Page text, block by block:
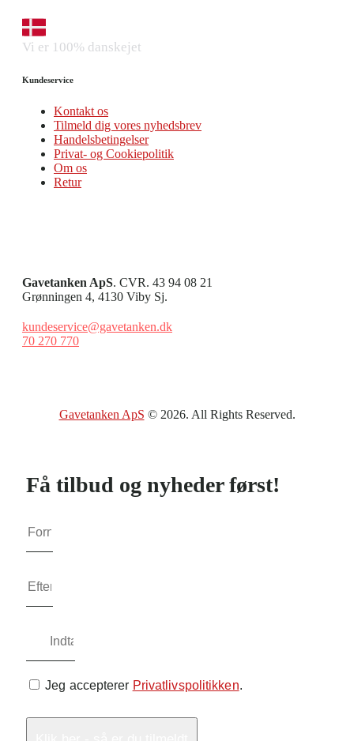
Vi er 100% danskejet
Kundeservice
Kontakt os
Tilmeld dig vores nyhedsbrev
Handelsbetingelser
Privat- og Cookiepolitik
Om os
Retur
Gavetanken ApS. CVR. 43 94 08 21
Grønningen 4, 4130 Viby Sj.
kundeservice@gavetanken.dk
70 270 770
Gavetanken ApS © 2026. All Rights Reserved.
Få tilbud og nyheder først!
Jeg accepterer Privatlivspolitikken.